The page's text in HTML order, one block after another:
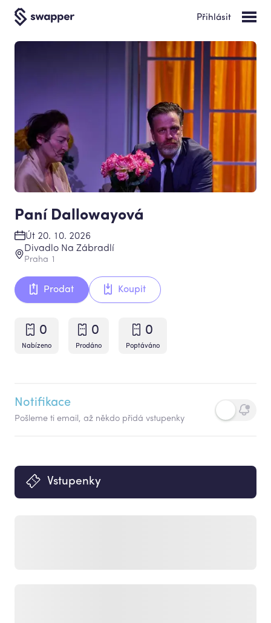
Přihlásit
Paní Dallowayová
Út 20. 10. 2026
Divadlo Na Zábradlí
Praha 1
Prodat Koupit
0
Nabízeno
0
Prodáno
0
Poptáváno
Notifikace
Pošleme ti email, až někdo přidá vstupenky
Vstupenky